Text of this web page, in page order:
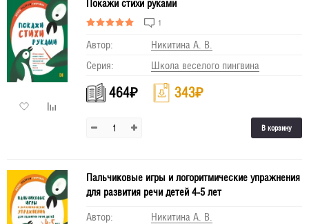
Покажи стихи руками
1
Автор:
Никитина А. В.
Серия:
Школа веселого пингвина
464₽ 343₽
В корзину
Пальчиковые игры и логоритмические упражнения
для развития речи детей 4-5 лет
Автор:
Никитина А. В.